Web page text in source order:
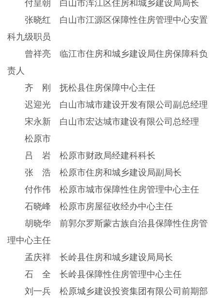
付皇朝 白山市浑江区住房和城乡建设局局长
张晓红 白山市江源区保障性住房管理中心安置
科九级职员
曾祥亮 临江市住房和城乡建设局住房保障科负
责人
齐 刚 抚松县住房保障中心主任
迟迎光 白山市城市建设开发有限公司副总经理
宋永新 白山市宏达城市建设有限公司总经理
松原市
吕 岩 松原市财政局经建科科长
张 浩 松原市住房和城乡建设局副局长
付作伟 松原市城市保障性住房管理中心主任
石晓峰 松原市房屋征收经办中心主任
胡晓华 前郭尔罗斯蒙古族自治县保障性住房管
理中心主任
孟庆祥 长岭县住房和城乡建设局局长
石 全 长岭县保障性住房管理中心主任
刘一兵 松原城乡建设投资集团有限公司前期部